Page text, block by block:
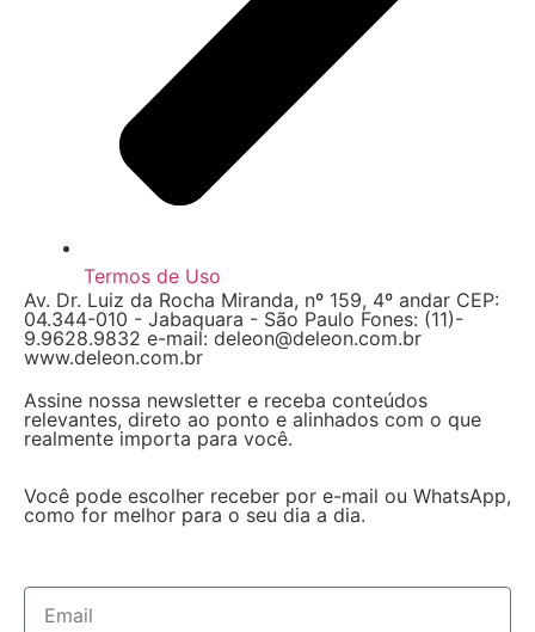
Termos de Uso
Av. Dr. Luiz da Rocha Miranda, nº 159, 4º andar CEP:
04.344-010 - Jabaquara - São Paulo Fones: (11)-
9.9628.9832 e-mail: deleon@deleon.com.br
www.deleon.com.br
Assine nossa newsletter e receba conteúdos
relevantes, direto ao ponto e alinhados com o que
realmente importa para você.
Você pode escolher receber por e-mail ou WhatsApp,
como for melhor para o seu dia a dia.